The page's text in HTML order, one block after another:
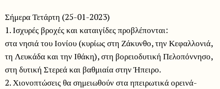
Σήμερα Τετάρτη (25-01-2023)
1. Ισχυρές βροχές και καταιγίδες προβλέπονται:
στα νησιά του Ιονίου (κυρίως στη Ζάκυνθο, την Κεφαλλονιά,
τη Λευκάδα και την Ιθάκη), στη βορειοδυτική Πελοπόννησο,
στη δυτική Στερεά και βαθμιαία στην Ήπειρο.
2. Χιονοπτώσεις θα σημειωθούν στα ηπειρωτικά ορεινά-